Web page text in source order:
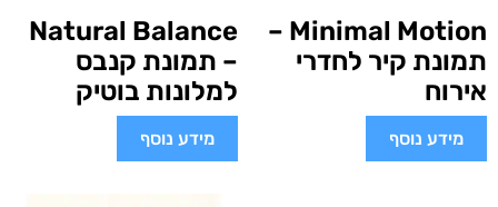
Minimal Motion –
תמונת קיר לחדרי
אירוח
מידע נוסף
Natural Balance
– תמונת קנבס
למלונות בוטיק
מידע נוסף